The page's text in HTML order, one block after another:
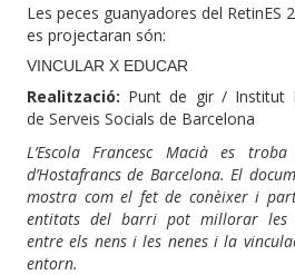
Les peces guanyadores del RetinES
es projectaran són:
VINCULAR X EDUCAR
Realització: Punt de gir / Institut
de Serveis Socials de Barcelona
L’Escola Francesc Macià es
d’Hostafrancs de Barcelona. El
mostra com el fet de conèixer i
entitats del barri pot millorar les
entre els nens i les nenes i la
entorn.